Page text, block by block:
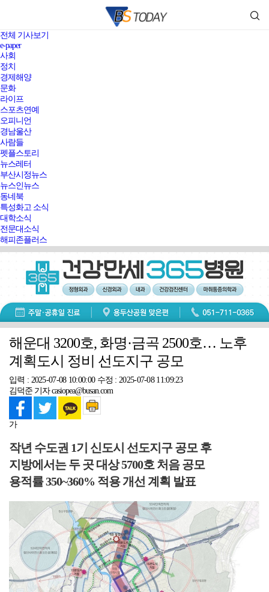
전체 기사보기
e-paper
사회
정치
경제해양
문화
라이프
스포츠연예
오피니언
경남울산
사람들
펫플스토리
뉴스레터
부산시정뉴스
뉴스인뉴스
동네북
특성화고 소식
대학소식
전문대소식
해피존플러스
해운대 3200호, 화명·금곡 2500호… 노후
계획도시 정비 선도지구 공모
입력 : 2025-07-08 10:00:00 수정 : 2025-07-08 11:09:23
김덕준 기자 casiopea@busan.com
가
작년 수도권 1기 신도시 선도지구 공모 후
지방에서는 두 곳 대상 5700호 처음 공모
용적률 350~360% 적용 개선 계획 발표